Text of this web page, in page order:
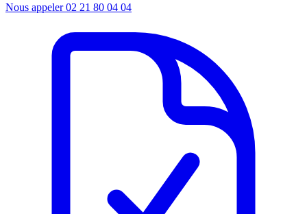
Nous appeler 02 21 80 04 04